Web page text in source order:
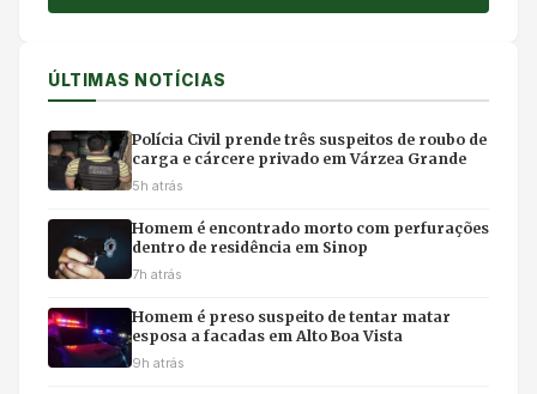
ÚLTIMAS NOTÍCIAS
Polícia Civil prende três suspeitos de roubo de
carga e cárcere privado em Várzea Grande
5h atrás
Homem é encontrado morto com perfurações
dentro de residência em Sinop
7h atrás
Homem é preso suspeito de tentar matar
esposa a facadas em Alto Boa Vista
9h atrás